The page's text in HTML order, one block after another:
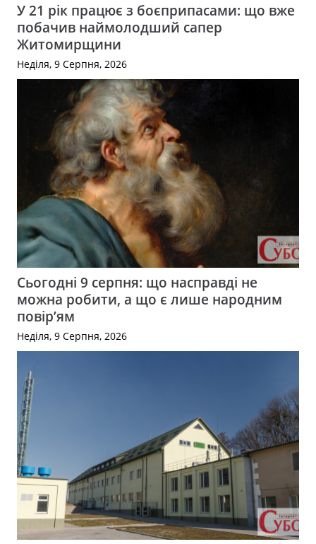
У 21 рік працює з боєприпасами: що вже
побачив наймолодший сапер
Житомирщини
Неділя, 9 Серпня, 2026
Сьогодні 9 серпня: що насправді не
можна робити, а що є лише народним
повір’ям
Неділя, 9 Серпня, 2026